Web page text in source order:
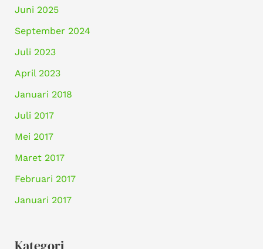
Juni 2025
September 2024
Juli 2023
April 2023
Januari 2018
Juli 2017
Mei 2017
Maret 2017
Februari 2017
Januari 2017
Kategori